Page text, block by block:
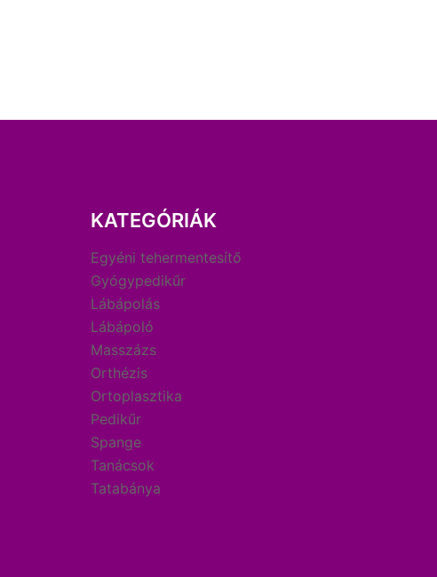
KATEGÓRIÁK
Egyéni tehermentesítő
Gyógypedikűr
Lábápolás
Lábápoló
Masszázs
Orthézis
Ortoplasztika
Pedikűr
Spange
Tanácsok
Tatabánya